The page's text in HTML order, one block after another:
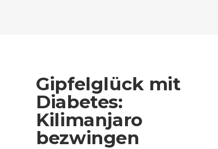
Gipfelglück mit
Diabetes:
Kilimanjaro
bezwingen